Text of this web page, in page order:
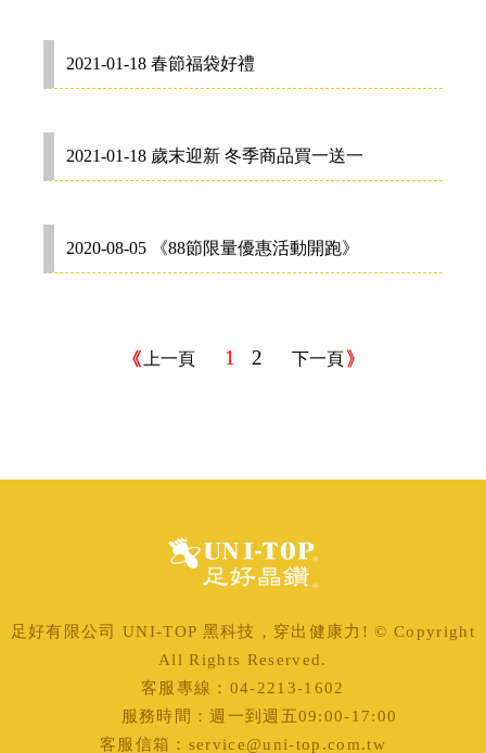
2021-01-18 春節福袋好禮
2021-01-18 歲末迎新 冬季商品買一送一
2020-08-05 《88節限量優惠活動開跑》
上一頁 1 2 下一頁
足好有限公司 UNI-TOP 黑科技，穿出健康力! © Copyright
All Rights Reserved.
客服專線：04-2213-1602
服務時間：週一到週五09:00-17:00
客服信箱：service@uni-top.com.tw